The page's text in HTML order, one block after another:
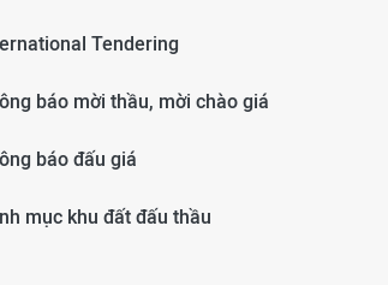
Tendering
báo mời thầu, mời chào giá
báo đấu giá
mục khu đất đấu thầu